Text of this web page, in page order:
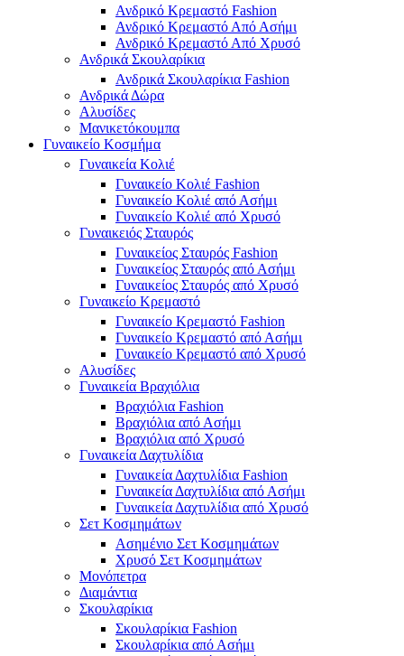
Ανδρικό Κρεμαστό Fashion
Ανδρικό Κρεμαστό Από Ασήμι
Ανδρικό Κρεμαστό Από Χρυσό
Ανδρικά Σκουλαρίκια
Ανδρικά Σκουλαρίκια Fashion
Ανδρικά Δώρα
Αλυσίδες
Μανικετόκουμπα
Γυναικείο Κοσμήμα
Γυναικεία Κολιέ
Γυναικείο Κολιέ Fashion
Γυναικείο Κολιέ από Ασήμι
Γυναικείο Κολιέ από Χρυσό
Γυναικειός Σταυρός
Γυναικείος Σταυρός Fashion
Γυναικείος Σταυρός από Ασήμι
Γυναικείος Σταυρός από Χρυσό
Γυναικείο Κρεμαστό
Γυναικείο Κρεμαστό Fashion
Γυναικείο Κρεμαστό από Ασήμι
Γυναικείο Κρεμαστό από Χρυσό
Αλυσίδες
Γυναικεία Βραχιόλια
Βραχιόλια Fashion
Βραχιόλια από Ασήμι
Βραχιόλια από Χρυσό
Γυναικεία Δαχτυλίδια
Γυναικεία Δαχτυλίδια Fashion
Γυναικεία Δαχτυλίδια από Ασήμι
Γυναικεία Δαχτυλίδια από Χρυσό
Σετ Κοσμημάτων
Ασημένιο Σετ Κοσμημάτων
Χρυσό Σετ Κοσμημάτων
Μονόπετρα
Διαμάντια
Σκουλαρίκια
Σκουλαρίκια Fashion
Σκουλαρίκια από Ασήμι